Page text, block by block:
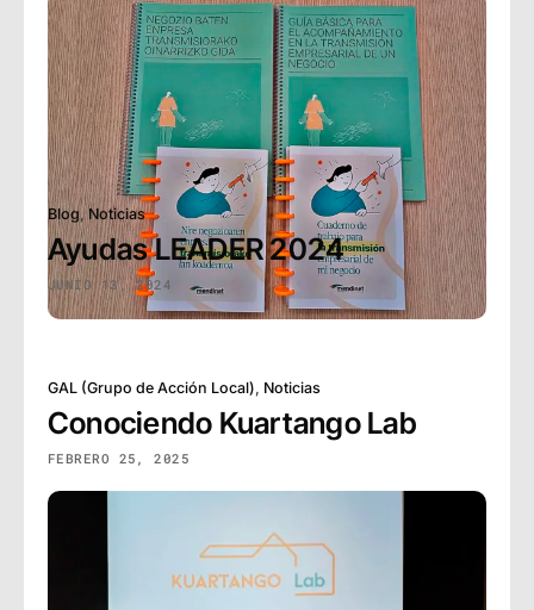
GAL (Grupo de Acción Local), Noticias
Conociendo Kuartango Lab
FEBRERO 25, 2025